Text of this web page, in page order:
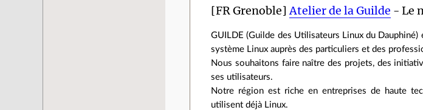
[FR Grenoble]Atelier de la Guilde - Le
GUILDE (Guilde des Utilisateurs Linux du
système Linux auprès des particuliers et des
Nous souhaitons faire naître des projets, des
ses utilisateurs.
Notre région est riche en entreprises de haute
utilisent déjà Linux.